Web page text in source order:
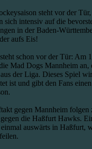
steht vor der
sich intensiv auf die
in der Baden-
aufs Eis!
schon vor der Tür: Am
Mad Dogs Mannheim an,
der Liga. Dieses Spiel
ist und gibt den Fans
gegen Mannheim folgen
die Haßfurt Hawks.
auswärts in Haßfurt,